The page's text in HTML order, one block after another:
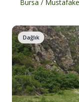
Bursa /
Dağlık